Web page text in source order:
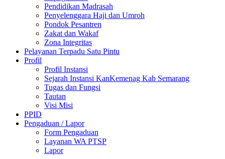
Pendidikan Madrasah
Penyelenggara Haji dan Umroh
Pondok Pesantren
Zakat dan Wakaf
Zona Integritas
Pelayanan Terpadu Satu Pintu
Profil
Profil Instansi
Sejarah Instansi KanKemenag Kab Semarang
Tugas dan Fungsi
Tautan
Visi Misi
PPID
Pengaduan / Lapor
Form Pengaduan
Layanan WA PTSP
Lapor